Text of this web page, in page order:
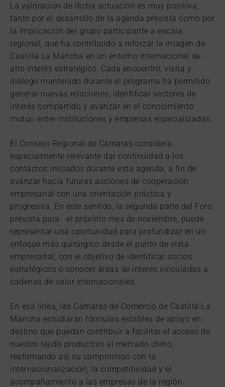
La valoración de dicha actuación es muy positiva,
tanto por el desarrollo de la agenda prevista como por
la implicación del grupo participante a escala
regional, que ha contribuido a reforzar la imagen de
Castilla-La Mancha en un entorno internacional de
alto interés estratégico. Cada encuentro, visita y
diálogo mantenido durante el programa ha permitido
generar nuevas relaciones, identificar vectores de
interés compartido y avanzar en el conocimiento
mutuo entre instituciones y empresas especializadas.
El Consejo Regional de Cámaras considera
especialmente relevante dar continuidad a los
contactos iniciados durante esta agenda, a fin de
avanzar hacia futuras acciones de cooperación
empresarial con una orientación práctica y
progresiva. En este sentido, la segunda parte del Foro,
prevista para el próximo mes de noviembre, puede
representar una oportunidad para profundizar en un
enfoque más quirúrgico desde el punto de vista
empresarial, con el objetivo de identificar socios
estratégicos o conocer áreas de interés vinculadas a
cadenas de valor internacionales.
En esa línea, las Cámaras de Comercio de Castilla-La
Mancha estudiarán fórmulas estables de apoyo en
destino que puedan contribuir a facilitar el acceso de
nuestro tejido productivo al mercado chino,
reafirmando así su compromiso con la
internacionalización, la competitividad y el
acompañamiento a las empresas de la región.